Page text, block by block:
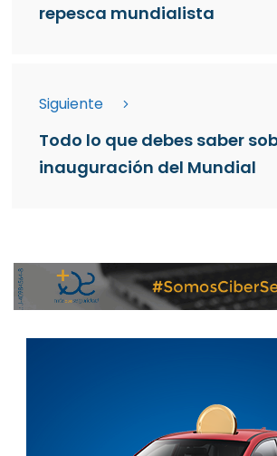
repesca mundialista
Siguiente
Todo lo que debes saber
inauguración del Mundial